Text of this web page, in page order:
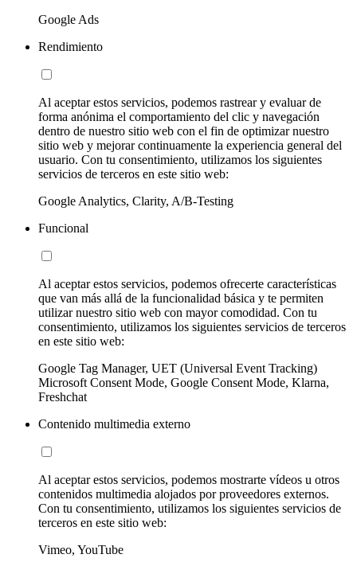
Google Ads
Rendimiento
Al aceptar estos servicios, podemos rastrear y evaluar de
forma anónima el comportamiento del clic y navegación
dentro de nuestro sitio web con el fin de optimizar nuestro
sitio web y mejorar continuamente la experiencia general del
usuario. Con tu consentimiento, utilizamos los siguientes
servicios de terceros en este sitio web:
Google Analytics, Clarity, A/B-Testing
Funcional
Al aceptar estos servicios, podemos ofrecerte características
que van más allá de la funcionalidad básica y te permiten
utilizar nuestro sitio web con mayor comodidad. Con tu
consentimiento, utilizamos los siguientes servicios de terceros
en este sitio web:
Google Tag Manager, UET (Universal Event Tracking)
Microsoft Consent Mode, Google Consent Mode, Klarna,
Freshchat
Contenido multimedia externo
Al aceptar estos servicios, podemos mostrarte vídeos u otros
contenidos multimedia alojados por proveedores externos.
Con tu consentimiento, utilizamos los siguientes servicios de
terceros en este sitio web:
Vimeo, YouTube